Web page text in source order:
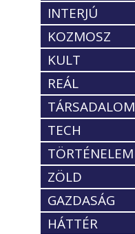
INTERJÚ
KOZMOSZ
KULT
REÁL
TÁRSADALOM
TECH
TÖRTÉNELEM
ZÖLD
GAZDASÁG
HÁTTÉR